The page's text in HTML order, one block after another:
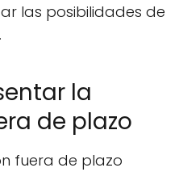
las posibilidades de
la
de plazo
fuera de plazo